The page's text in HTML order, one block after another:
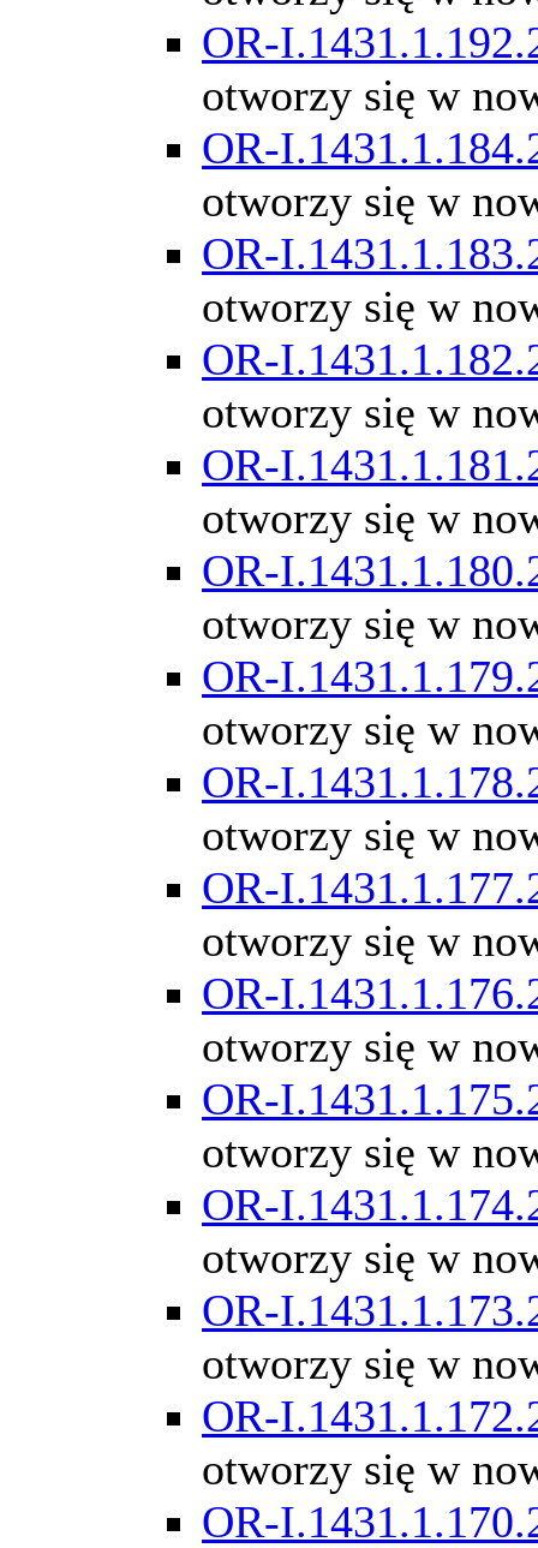
OR-
otworzy się w
OR-
otworzy się w
OR-
otworzy się w
OR-
otworzy się w
OR-
otworzy się w
OR-
otworzy się w
OR-
otworzy się w
OR-
otworzy się w
OR-
otworzy się w
OR-
otworzy się w
OR-
otworzy się w
OR-
otworzy się w
OR-
otworzy się w
OR-
otworzy się w
OR-